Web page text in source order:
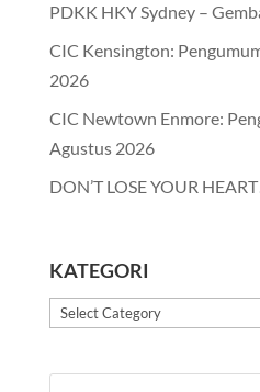
PDKK HKY Sydney –
CIC Kensington:
2026
CIC Newtown Enmore:
Agustus 2026
DON’T LOSE YOUR
KATEGORI
Kategori